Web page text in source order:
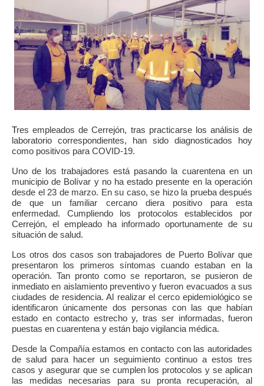
gra
ma
Tres empleados de Cerrejón, tras practicarse los análisis de
laboratorio correspondientes, han sido diagnosticados hoy
como positivos para COVID-19.
Uno de los trabajadores está pasando la cuarentena en un
municipio de Bolívar y no ha estado presente en la operación
desde el 23 de marzo. En su caso, se hizo la prueba después
de que un familiar cercano diera positivo para esta
enfermedad. Cumpliendo los protocolos establecidos por
Cerrejón, el empleado ha informado oportunamente de su
situación de salud.
Los otros dos casos son trabajadores de Puerto Bolívar que
presentaron los primeros síntomas cuando estaban en la
operación. Tan pronto como se reportaron, se pusieron de
inmediato en aislamiento preventivo y fueron evacuados a sus
ciudades de residencia. Al realizar el cerco epidemiológico se
identificaron únicamente dos personas con las que habían
estado en contacto estrecho y, tras ser informadas, fueron
puestas en cuarentena y están bajo vigilancia médica.
Desde la Compañía estamos en contacto con las autoridades
de salud para hacer un seguimiento continuo a estos tres
casos y asegurar que se cumplen los protocolos y se aplican
las medidas necesarias para su pronta recuperación, al